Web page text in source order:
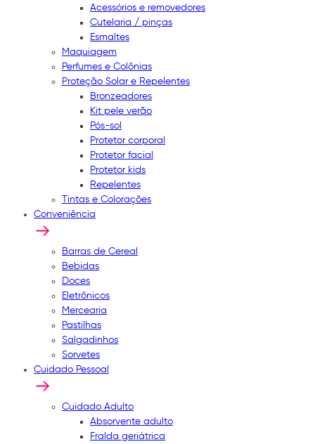
Acessórios e removedores
Cutelaria / pinças
Esmaltes
Maquiagem
Perfumes e Colônias
Proteção Solar e Repelentes
Bronzeadores
Kit pele verão
Pós-sol
Protetor corporal
Protetor facial
Protetor kids
Repelentes
Tintas e Colorações
Conveniência
Barras de Cereal
Bebidas
Doces
Eletrônicos
Mercearia
Pastilhas
Salgadinhos
Sorvetes
Cuidado Pessoal
Cuidado Adulto
Absorvente adulto
Fralda geriátrica